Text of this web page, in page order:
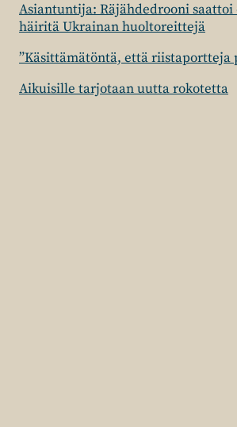
Asiantuntija: Räjähdedrooni
häiritä Ukrainan huoltoreittejä
”Käsittämätöntä, että riistaportteja
Aikuisille tarjotaan uutta rokotetta